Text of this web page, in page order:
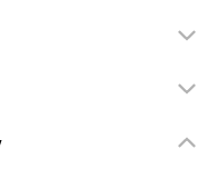
крышки за